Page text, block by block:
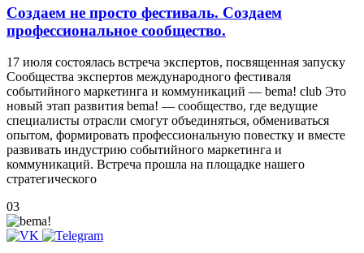
Создаем не просто фестиваль. Создаем
профессиональное сообщество.
17 июля состоялась встреча экспертов, посвященная запуску
Сообщества экспертов международного фестиваля
событийного маркетинга и коммуникаций — bema! club Это
новый этап развития bema! — сообщество, где ведущие
специалисты отрасли смогут объединяться, обмениваться
опытом, формировать профессиональную повестку и вместе
развивать индустрию событийного маркетинга и
коммуникаций. Встреча прошла на площадке нашего
стратегического
03